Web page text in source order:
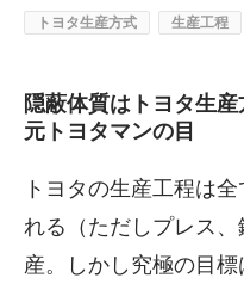
トヨタ生産方式 生産工程
隠蔽体質はトヨタ生産
元トヨタマンの目
トヨタの生産工程は
れる（ただしプレス
産。しかし究極の目標